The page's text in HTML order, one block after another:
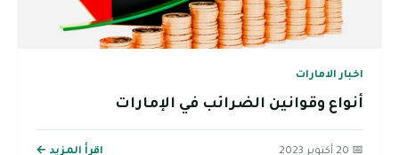
اخبار الامارات
أنواع وقوانين الضرائب في الإمارات
📅 20 أكتوبر 2023 اقرأ المزيد ←